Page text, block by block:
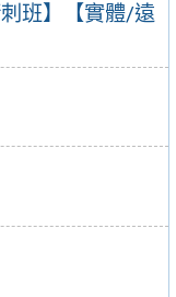
班】【實體/遠